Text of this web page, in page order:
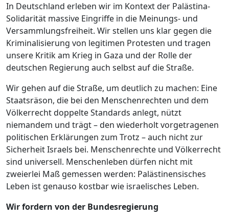
In Deutschland erleben wir im Kontext der Palästina-
Solidarität massive Eingriffe in die Meinungs- und
Versammlungsfreiheit. Wir stellen uns klar gegen die
Kriminalisierung von legitimen Protesten und tragen
unsere Kritik am Krieg in Gaza und der Rolle der
deutschen Regierung auch selbst auf die Straße.
Wir gehen auf die Straße, um deutlich zu machen: Eine
Staatsräson, die bei den Menschenrechten und dem
Völkerrecht doppelte Standards anlegt, nützt
niemandem und trägt – den wiederholt vorgetragenen
politischen Erklärungen zum Trotz – auch nicht zur
Sicherheit Israels bei. Menschenrechte und Völkerrecht
sind universell. Menschenleben dürfen nicht mit
zweierlei Maß gemessen werden: Palästinensisches
Leben ist genauso kostbar wie israelisches Leben.
Wir fordern von der Bundesregierung